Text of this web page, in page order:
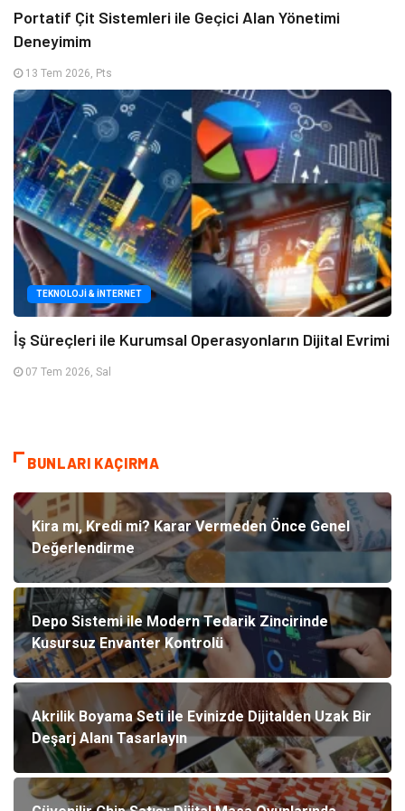
Portatif Çit Sistemleri ile Geçici Alan Yönetimi
Deneyimim
13 Tem 2026, Pts
TEKNOLOJI & İNTERNET
İş Süreçleri ile Kurumsal Operasyonların Dijital Evrimi
07 Tem 2026, Sal
BUNLARI KAÇIRMA
Kira mı, Kredi mi? Karar Vermeden Önce Genel
Değerlendirme
Depo Sistemi ile Modern Tedarik Zincirinde
Kusursuz Envanter Kontrolü
Akrilik Boyama Seti ile Evinizde Dijitalden Uzak Bir
Deşarj Alanı Tasarlayın